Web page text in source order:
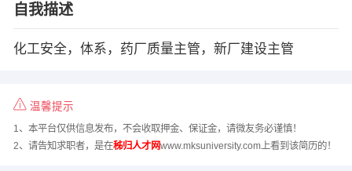
自我描述
化工安全，体系，药厂质量主管，新厂建设主管
温馨提示
1、本平台仅供信息发布，不会收取押金、保证金，请微友务必谨慎！
2、请告知求职者，是在秭归人才网www.mksuniversity.com上看到该简历的！